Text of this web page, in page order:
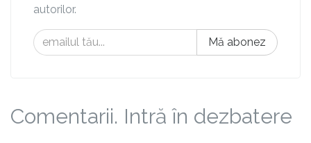
autorilor.
Mă abonez
Comentarii. Intră în dezbatere